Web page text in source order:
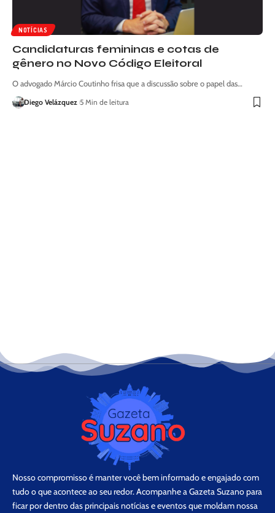
NOTÍCIAS
Candidaturas femininas e cotas de
gênero no Novo Código Eleitoral
O advogado Márcio Coutinho frisa que a discussão sobre o papel das…
Diego Velázquez 5 Min de leitura
Nosso compromisso é manter você bem informado e engajado com
tudo o que acontece ao seu redor. Acompanhe a Gazeta Suzano para
ficar por dentro das principais notícias e eventos que moldam nossa